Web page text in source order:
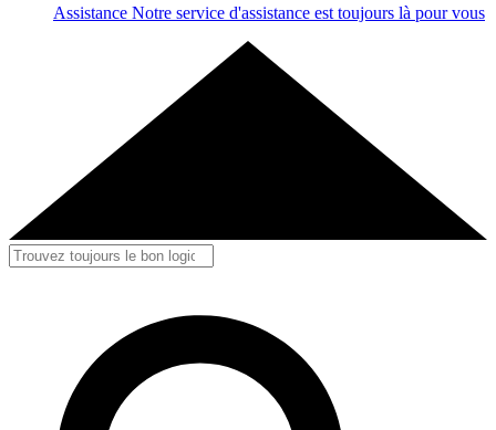
Assistance Notre service d'assistance est toujours là pour vous